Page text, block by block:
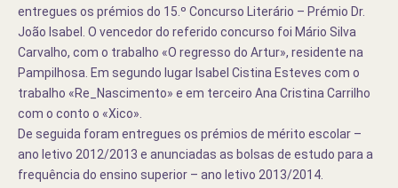
entregues os prémios do 15.º Concurso Literário – Prémio Dr.
João Isabel. O vencedor do referido concurso foi Mário Silva
Carvalho, com o trabalho «O regresso do Artur», residente na
Pampilhosa. Em segundo lugar Isabel Cistina Esteves com o
trabalho «Re_Nascimento» e em terceiro Ana Cristina Carrilho
com o conto o «Xico».
De seguida foram entregues os prémios de mérito escolar –
ano letivo 2012/2013 e anunciadas as bolsas de estudo para a
frequência do ensino superior – ano letivo 2013/2014.